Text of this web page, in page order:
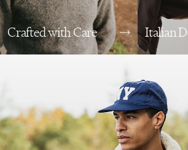
Crafted with Care Italian